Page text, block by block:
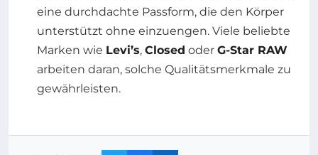
eine durchdachte Passform, die den Körper
unterstützt ohne einzuengen. Viele beliebte
Marken wie Levi’s, Closed oder G-Star RAW
arbeiten daran, solche Qualitätsmerkmale zu
gewährleisten.